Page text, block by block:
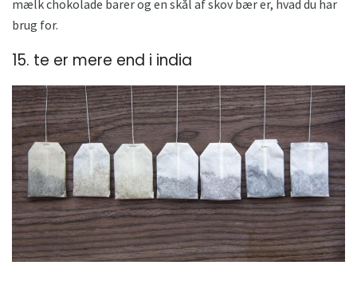
mælk chokolade barer og en skål af skov bær er, hvad du har
brug for.
15. te er mere end i india